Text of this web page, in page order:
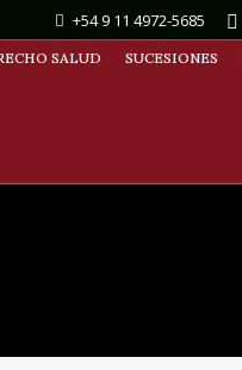
+54 9 11 4972-5685
SALUD SUCESIONES